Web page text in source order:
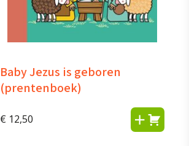
Baby Jezus is geboren
(prentenboek)
€ 12,50